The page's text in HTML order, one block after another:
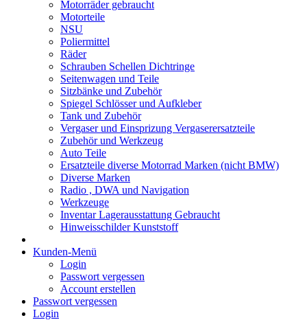
Motorräder gebraucht
Motorteile
NSU
Poliermittel
Räder
Schrauben Schellen Dichtringe
Seitenwagen und Teile
Sitzbänke und Zubehör
Spiegel Schlösser und Aufkleber
Tank und Zubehör
Vergaser und Einsprizung Vergaserersatzteile
Zubehör und Werkzeug
Auto Teile
Ersatzteile diverse Motorrad Marken (nicht BMW)
Diverse Marken
Radio , DWA und Navigation
Werkzeuge
Inventar Lagerausstattung Gebraucht
Hinweisschilder Kunststoff
Kunden-Menü
Login
Passwort vergessen
Account erstellen
Passwort vergessen
Login